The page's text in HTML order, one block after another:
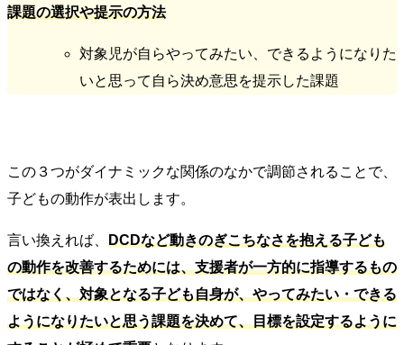
課題の選択や提示の方法
対象児が自らやってみたい、できるようになりた
いと思って自ら決め意思を提示した課題
この３つがダイナミックな関係のなかで調節されることで、
子どもの動作が表出します。
言い換えれば、 DCDなど動きのぎこちなさを抱える子ども
の動作を改善するためには、支援者が一方的に指導するもの
ではなく、対象となる子ども自身が、やってみたい・できる
ようになりたいと思う課題を決めて、目標を設定するように